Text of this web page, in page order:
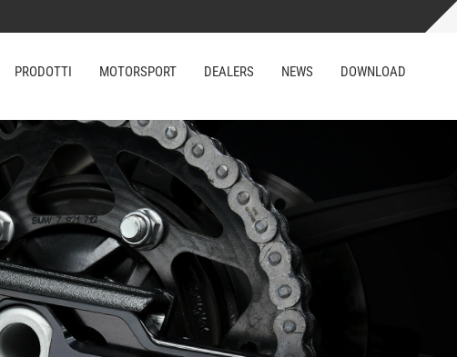
PRODOTTI MOTORSPORT DEALERS NEWS DOWNLOAD